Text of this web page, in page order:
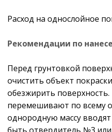
Расход на однослойное
Рекомендации по
Перед грунтовкой
очистить объект
обезжирить
перемешивают по всему
однородную массу